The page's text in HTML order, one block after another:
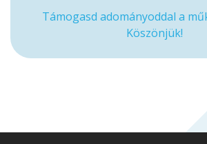
Támogasd adományoddal a
Köszönjük!